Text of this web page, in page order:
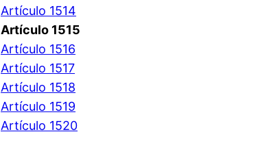
Artículo 1514
Artículo 1515
Artículo 1516
Artículo 1517
Artículo 1518
Artículo 1519
Artículo 1520